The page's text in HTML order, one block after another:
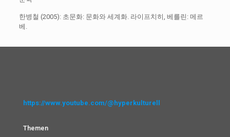
한병철 (2005): 초문화: 문화와 세계화. 라이프치히, 베를린: 메르
베.
https://www.youtube.com/@hyperkulturell
Themen